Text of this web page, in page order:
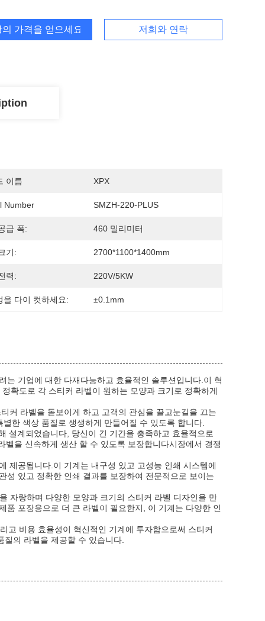
의 가격을 얻으세요 저희와 연락
이름 XPX
Number SMZH-220-PLUS
급 폭: 460 밀리미터
기: 2700*1100*1400mm
력: 220V/5KW
을 다이 컷하세요: ±0.1mm
기업에 대한 다재다능하고 효율적인 솔루션입니다.이 혁
확도로 각 스티커 라벨이 원하는 모양과 크기로 정확하게
커 라벨을 돋보이게 하고 고객의 관심을 끌고눈길을 끄는
한 색상 품질로 생생하게 만들어질 수 있도록 합니다.
설계되었습니다, 당신이 긴 기간을 충족하고 효율적으로
을 신속하게 생산 할 수 있도록 보장합니다시장에서 경쟁
제공됩니다.이 기계는 내구성 있고 고성능 인쇄 시스템에
성 있고 정확한 인쇄 결과를 보장하여 전문적으로 보이는
자랑하며 다양한 모양과 크기의 스티커 라벨 디자인을 만
품 포장용으로 더 큰 라벨이 필요한지, 이 기계는 다양한 인
고 비용 효율성이 혁신적인 기계에 투자함으로써 스티커
의 라벨을 제공할 수 있습니다.